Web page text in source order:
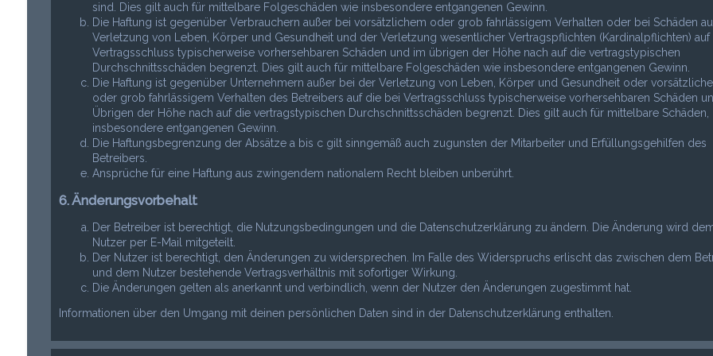
sind. Dies gilt auch für mittelbare Folgeschäden wie insbesondere entgangenen Gewinn.
Die Haftung ist gegenüber Verbrauchern außer bei vorsätzlichem oder grob fahrlässigem Verhalten oder bei Schäden
Verletzung von Leben, Körper und Gesundheit und der Verletzung wesentlicher Vertragspflichten (Kardinalpflichten) auf
Vertragsschluss typischerweise vorhersehbaren Schäden und im übrigen der Höhe nach auf die vertragstypischen
Durchschnittsschäden begrenzt. Dies gilt auch für mittelbare Folgeschäden wie insbesondere entgangenen Gewinn.
Die Haftung ist gegenüber Unternehmern außer bei der Verletzung von Leben, Körper und Gesundheit oder
oder grob fahrlässigem Verhalten des Betreibers auf die bei Vertragsschluss typischerweise vorhersehbaren Schäden
Übrigen der Höhe nach auf die vertragstypischen Durchschnittsschäden begrenzt. Dies gilt auch für mittelbare Schäden,
insbesondere entgangenen Gewinn.
Die Haftungsbegrenzung der Absätze a bis c gilt sinngemäß auch zugunsten der Mitarbeiter und Erfüllungsgehilfen des
Betreibers.
Ansprüche für eine Haftung aus zwingendem nationalem Recht bleiben unberührt.
6. Änderungsvorbehalt
Der Betreiber ist berechtigt, die Nutzungsbedingungen und die Datenschutzerklärung zu ändern. Die Änderung wird
Nutzer per E-Mail mitgeteilt.
Der Nutzer ist berechtigt, den Änderungen zu widersprechen. Im Falle des Widerspruchs erlischt das zwischen dem
und dem Nutzer bestehende Vertragsverhältnis mit sofortiger Wirkung.
Die Änderungen gelten als anerkannt und verbindlich, wenn der Nutzer den Änderungen zugestimmt hat.
Informationen über den Umgang mit deinen persönlichen Daten sind in der Datenschutzerklärung enthalten.